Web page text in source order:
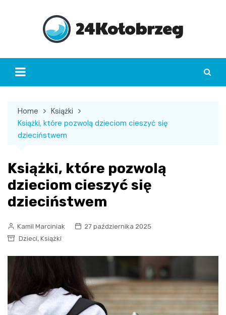
Home
Książki
Książki, które pozwolą dzieciom cieszyć się
dzieciństwem
Książki, które pozwolą
dzieciom cieszyć się
dzieciństwem
Kamil Marciniak
27 października 2025
Dzieci, Książki